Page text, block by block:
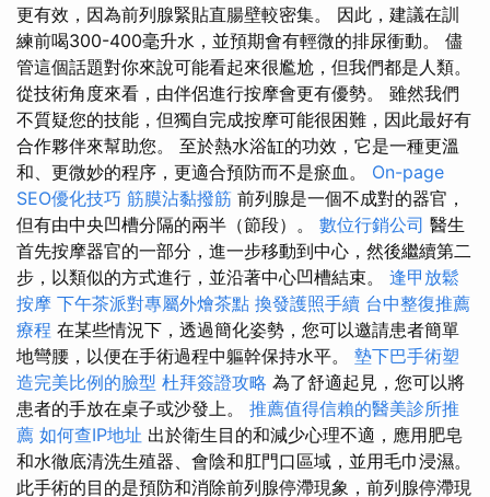
更有效，因為前列腺緊貼直腸壁較密集。 因此，建議在訓
練前喝300-400毫升水，並預期會有輕微的排尿衝動。 儘
管這個話題對你來說可能看起來很尷尬，但我們都是人類。
從技術角度來看，由伴侶進行按摩會更有優勢。 雖然我們
不質疑您的技能，但獨自完成按摩可能很困難，因此最好有
合作夥伴來幫助您。 至於熱水浴缸的功效，它是一種更溫
和、更微妙的程序，更適合預防而不是瘀血。 On-page
SEO優化技巧 筋膜沾黏撥筋 前列腺是一個不成對的器官，
但有由中央凹槽分隔的兩半（節段）。 數位行銷公司 醫生
首先按摩器官的一部分，進一步移動到中心，然後繼續第二
步，以類似的方式進行，並沿著中心凹槽結束。 逢甲放鬆
按摩 下午茶派對專屬外燴茶點 換發護照手續 台中整復推薦
療程 在某些情況下，透過簡化姿勢，您可以邀請患者簡單
地彎腰，以便在手術過程中軀幹保持水平。 墊下巴手術塑
造完美比例的臉型 杜拜簽證攻略 為了舒適起見，您可以將
患者的手放在桌子或沙發上。 推薦值得信賴的醫美診所推
薦 如何查IP地址 出於衛生目的和減少心理不適，應用肥皂
和水徹底清洗生殖器、會陰和肛門口區域，並用毛巾浸濕。
此手術的目的是預防和消除前列腺停滯現象，前列腺停滯現